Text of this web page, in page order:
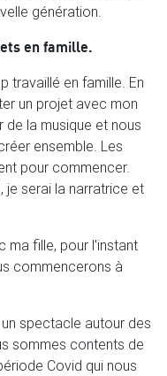
génération.
en famille.
travaillé en famille. En
un projet avec mon
de la musique et nous
ensemble. Les
pour commencer.
je serai la narratrice et
ma fille, pour l'instant
commencerons à
spectacle autour des
sommes contents de
Covid qui nous